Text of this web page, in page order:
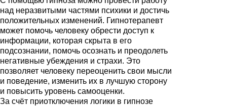
над неразвитыми частями психики и достичь
положительных изменений. Гипнотерапевт
может помочь человеку обрести доступ к
информации, которая скрыта в его
подсознании, помочь осознать и преодолеть
негативные убеждения и страхи. Это
позволяет человеку переоценить свои мысли
и поведение, изменить их в лучшую сторону
и повысить уровень самооценки.
За счёт приотключения логики в гипнозе